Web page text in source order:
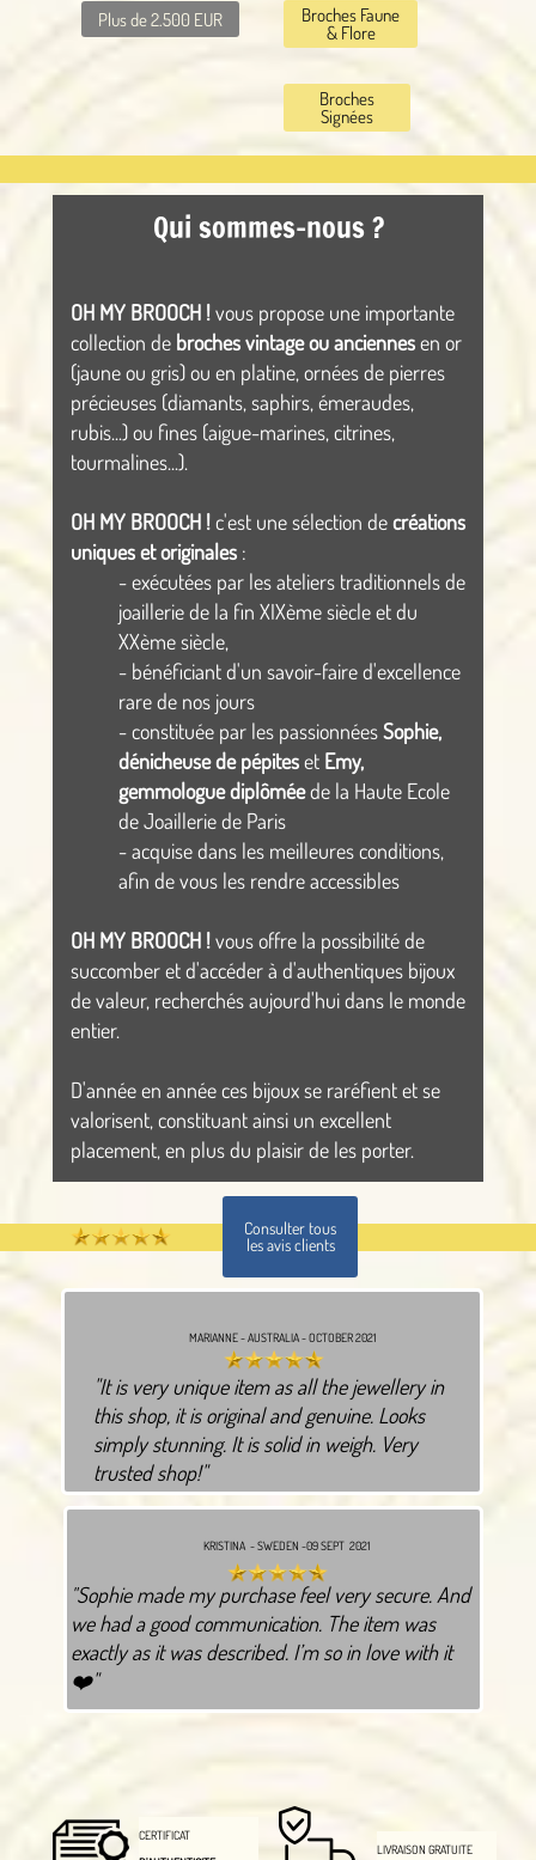
CERTIFICAT
LIVRAISON GRATUITE
Broches Faune
& Flore
Broches
Signées
Plus de 2.500 EUR
Qui sommes-nous ?
OH MY BROOCH !vous propose une importante
collection de broches vintage ou anciennesen or
(jaune ou gris) ou en platine, ornées de pierres
précieuses (diamants, saphirs, émeraudes,
rubis...) ou fines (aigue-marines, citrines,
tourmalines...).
OH MY BROOCH !c'est une sélection decréations
uniques et originales :
- exécutées par les ateliers traditionnels de
joaillerie de la fin XIXème siècle et du
XXème siècle,
- bénéficiant d'un savoir-faire d'excellence
rare de nos jours
- constituée par les passionnéesSophie,
dénicheuse de pépiteset Emy,
gemmologue diplôméede la Haute Ecole
de Joaillerie de Paris
- acquise dans les meilleures conditions,
afin de vous les rendre accessibles
OH MY BROOCH !vous offre la possibilité de
succomber et d'accéder à d'authentiques bijoux
de valeur, recherchés aujourd'hui dans le monde
entier.
D'année en année ces bijoux se raréfient et se
valorisent, constituant ainsi un excellent
placement, en plus du plaisir de les porter.
MARIANNE - AUSTRALIA - OCTOBER 2021
"It is very unique item as all the jewellery in
this shop, it is original and genuine. Looks
simply stunning. It is solid in weigh. Very
trusted shop!"
KRISTINA - SWEDEN -09 SEPT 2021
"Sophie made my purchase feel very secure. And
we had a good communication. The item was
exactly as it was described. I’m so in love with it
❤️"
Consulter tous
les avis clients